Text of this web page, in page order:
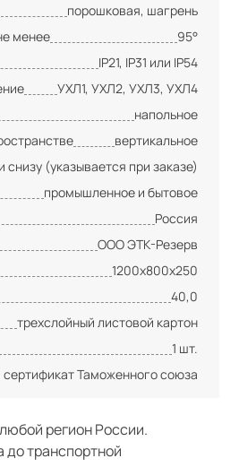
порошковая, шагрень
менее
95°
IP21, IP31 или IP54
УХЛ1, УХЛ2, УХЛ3, УХЛ4
напольное
вертикальное
снизу (указывается при заказе)
промышленное и бытовое
Россия
ООО ЭТК-Резерв
1200х800х250
40,0
трехслойный листовой картон
1 шт.
сертификат Таможенного союза
регион России.
до транспортной